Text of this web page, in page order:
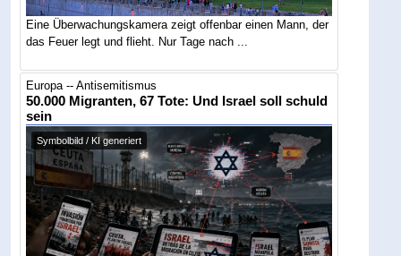
Eine Überwachungskamera zeigt offenbar einen Mann, der
das Feuer legt und flieht. Nur Tage nach ...
Europa -- Antisemitismus
50.000 Migranten, 67 Tote: Und Israel soll schuld
sein
Symbolbild / KI generiert